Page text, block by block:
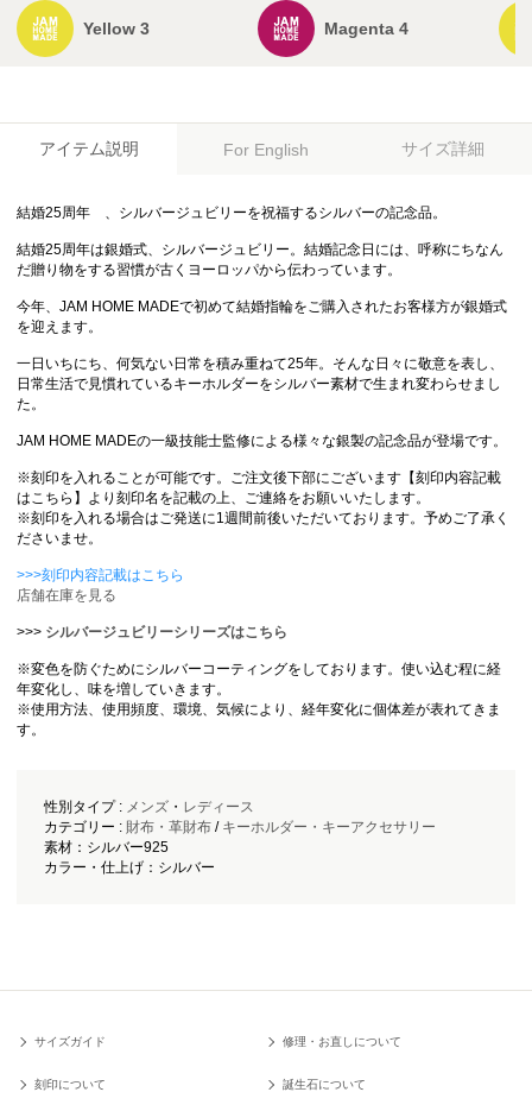
Yellow 3 Magenta 4
アイテム説明 For English サイズ詳細
結婚25周年 、シルバージュビリーを祝福するシルバーの記念品。
結婚25周年は銀婚式、シルバージュビリー。結婚記念日には、呼称にちなん
だ贈り物をする習慣が古くヨーロッパから伝わっています。
今年、JAM HOME MADEで初めて結婚指輪をご購入されたお客様方が銀婚式
を迎えます。
一日いちにち、何気ない日常を積み重ねて25年。そんな日々に敬意を表し、
日常生活で見慣れているキーホルダーをシルバー素材で生まれ変わらせまし
た。
JAM HOME MADEの一級技能士監修による様々な銀製の記念品が登場です。
※刻印を入れることが可能です。ご注文後下部にございます【刻印内容記載
はこちら】より刻印名を記載の上、ご連絡をお願いいたします。
※刻印を入れる場合はご発送に1週間前後いただいております。予めご了承く
ださいませ。
>>>刻印内容記載はこちら
店舗在庫を見る
>>> シルバージュビリーシリーズはこちら
※変色を防ぐためにシルバーコーティングをしております。使い込む程に経
年変化し、味を増していきます。
※使用方法、使用頻度、環境、気候により、経年変化に個体差が表れてきま
す。
性別タイプ : メンズ・ レディース
カテゴリー : 財布・革財布/ キーホルダー・キーアクセサリー
素材：シルバー925
カラー・仕上げ：シルバー
サイズガイド 修理・お直しについて
刻印について 誕生石について